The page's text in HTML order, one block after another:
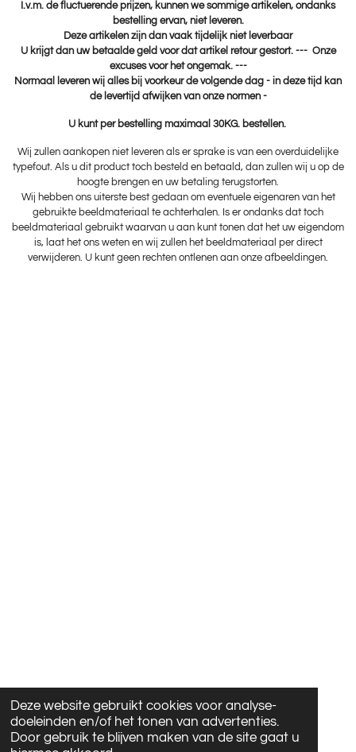
Deze website gebruikt cookies voor analyse-
doeleinden en/of het tonen van advertenties.
Door gebruik te blijven maken van de site gaat u
I.v.m. de fluctuerende prijzen, kunnen we sommige artikelen, ondanks
bestelling ervan, niet leveren.
Deze artikelen zijn dan vaak tijdelijk niet leverbaar
U krijgt dan uw betaalde geld voor dat artikel retour gestort. --- Onze
excuses voor het ongemak. ---
Normaal leveren wij alles bij voorkeur de volgende dag - in deze tijd kan
de levertijd afwijken van onze normen -
U kunt per bestelling maximaal 30KG. bestellen.
Wij zullen aankopen niet leveren als er sprake is van een overduidelijke
typefout. Als u dit product toch besteld en betaald, dan zullen wij u op de
hoogte brengen en uw betaling terugstorten.
Wij hebben ons uiterste best gedaan om eventuele eigenaren van het
gebruikte beeldmateriaal te achterhalen. Is er ondanks dat toch
beeldmateriaal gebruikt waarvan u aan kunt tonen dat het uw eigendom
is, laat het ons weten en wij zullen het beeldmateriaal per direct
verwijderen. U kunt geen rechten ontlenen aan onze afbeeldingen.